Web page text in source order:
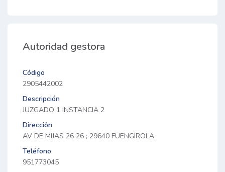
Autoridad gestora
Código
2905442002
Descripción
JUZGADO 1 INSTANCIA 2
Dirección
AV DE MIJAS 26 26 ; 29640 FUENGIROLA
Teléfono
951773045